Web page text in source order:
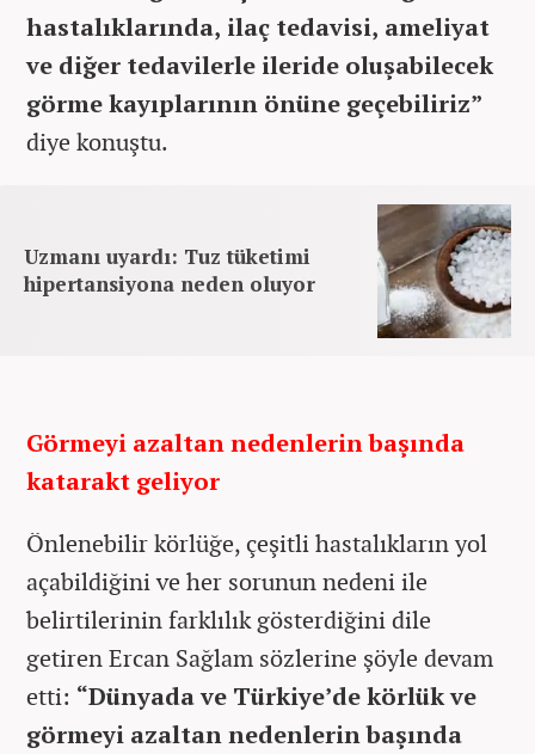
hastalıklarında, ilaç tedavisi, ameliyat
ve diğer tedavilerle ileride oluşabilecek
görme kayıplarının önüne geçebiliriz”
diye konuştu.
Uzmanı uyardı: Tuz tüketimi
hipertansiyona neden oluyor
Görmeyi azaltan nedenlerin başında
katarakt geliyor
Önlenebilir körlüğe, çeşitli hastalıkların yol
açabildiğini ve her sorunun nedeni ile
belirtilerinin farklılık gösterdiğini dile
getiren Ercan Sağlam sözlerine şöyle devam
etti: “Dünyada ve Türkiye’de körlük ve
görmeyi azaltan nedenlerin başında